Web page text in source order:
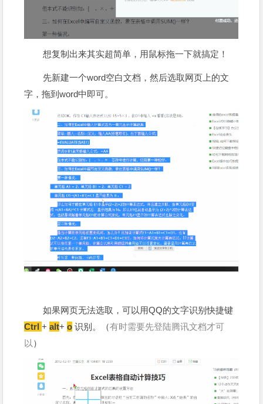
想复制出来其实超简单，用鼠标拖一下就搞定！
先新建一个word空白文档，然后选取网页上的文
字，拖到word中即可。
如果网页无法选取，可以用QQ的文字识别快捷键
Ctrl+alt+o 识别。（有时需要先登陆腾讯文档才可
以 ）